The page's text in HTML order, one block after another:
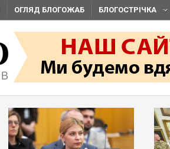
ОГЛЯД БЛОГОЖАБ БЛОГОСТРІЧКА